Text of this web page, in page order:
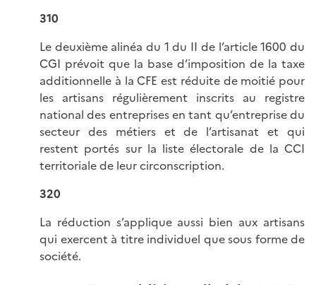
310
Le deuxième alinéa du 1 du II de l’article 1600 du
CGI prévoit que la base d’imposition de la taxe
additionnelle à la CFE est réduite de moitié pour
les artisans régulièrement inscrits au registre
national des entreprises en tant qu’entreprise du
secteur des métiers et de l’artisanat et qui
restent portés sur la liste électorale de la CCI
territoriale de leur circonscription.
320
La réduction s’applique aussi bien aux artisans
qui exercent à titre individuel que sous forme de
société.